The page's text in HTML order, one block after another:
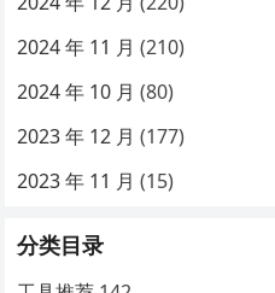
2024 年 11 月 (210)
2024 年 10 月 (80)
2023 年 12 月 (177)
2023 年 11 月 (15)
分类目录